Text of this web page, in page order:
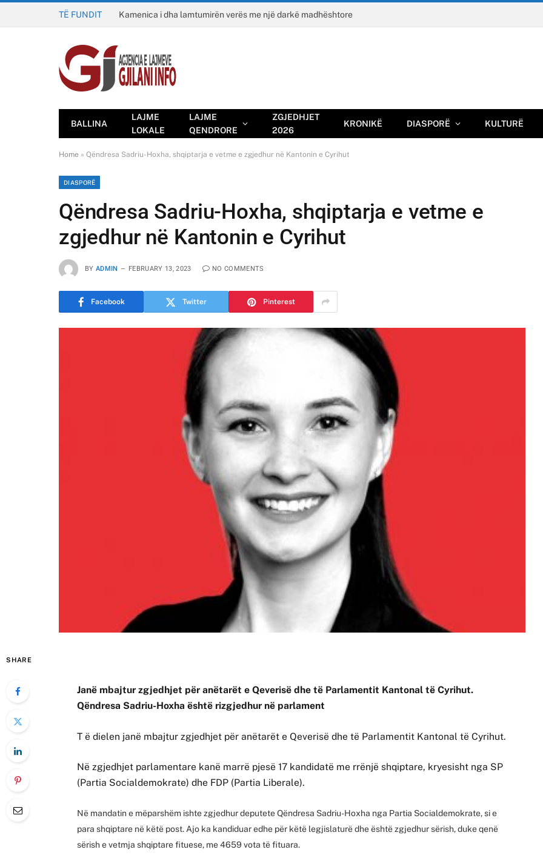
TË FUNDIT Kamenica i dha lamtumirën verës me një darkë madhështore
BALLINA
LAJME
LOKALE
LAJME
QENDRORE
ZGJEDHJET
2026
KRONIKË DIASPORË KULTURË
Home » Qëndresa Sadriu-Hoxha, shqiptarja e vetme e zgjedhur në Kantonin e Cyrihut
DIASPORË
Qëndresa Sadriu-Hoxha, shqiptarja e vetme e
zgjedhur në Kantonin e Cyrihut
BY ADMIN FEBRUARY 13, 2023 NO COMMENTS
Facebook Twitter Pinterest
SHARE
Janë mbajtur zgjedhjet për anëtarët e Qeverisë dhe të Parlamentit Kantonal të Cyrihut.
Qëndresa Sadriu-Hoxha është rizgjedhur në parlament
T ë dielen janë mbajtur zgjedhjet për anëtarët e Qeverisë dhe të Parlamentit Kantonal të Cyrihut.
Në zgjedhjet parlamentare kanë marrë pjesë 17 kandidatë me rrënjë shqiptare, kryesisht nga SP
(Partia Socialdemokrate) dhe FDP (Partia Liberale).
Në mandatin e mëparshëm ishte zgjedhur deputete Qëndresa Sadriu-Hoxha nga Partia Socialdemokrate, si e
para shqiptare në këtë post. Ajo ka kandiduar edhe për këtë legjislaturë dhe është zgjedhur sërish, duke qenë
sërish e vetmja shqiptare fituese, me 4659 vota të fituara.